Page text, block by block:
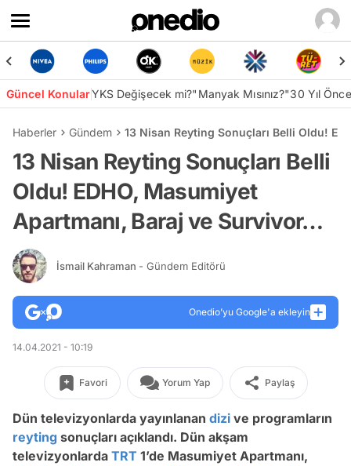
Güncel KonularYKS Değişecek mi?"Manyak Mısınız?"30 Yıl
Haberler Gündem 13 Nisan Reyting Sonuçları Belli Oldu!
13 Nisan Reyting Sonuçları Belli
Oldu! EDHO, Masumiyet
Apartmanı, Baraj ve Survivor…
İsmail Kahraman - Gündem Editörü
Onedio’yu Google'a ekleyin
14.04.2021 - 10:19
Favori Yorum Yap Paylaş
Dün televizyonlarda yayınlanan dizi ve programların
reyting sonuçları açıklandı. Dün akşam
televizyonlarda TRT 1’de Masumiyet Apartmanı,